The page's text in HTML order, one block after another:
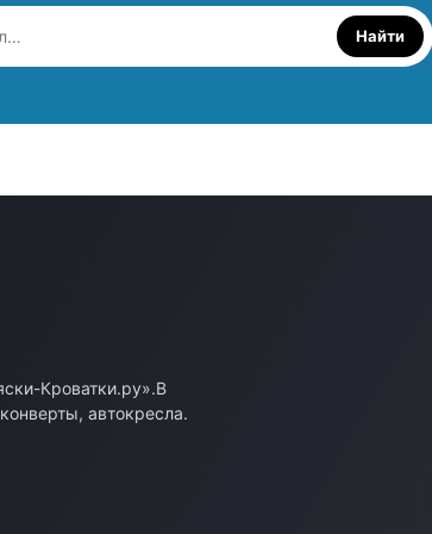
Найти
Кроватки.ру».В
автокресла.